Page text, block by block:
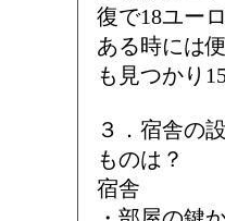
復で18ユー
ある時には
も見つかり
３．宿舎の
ものは？
宿舎